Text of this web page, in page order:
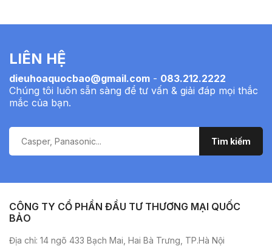
LIÊN HỆ
dieuhoaquocbao@gmail.com - 083.212.2222
Chúng tôi luôn sẵn sàng để tư vấn & giải đáp mọi thắc
mắc của bạn.
CÔNG TY CỔ PHẦN ĐẦU TƯ THƯƠNG MẠI QUỐC
BẢO
Địa chỉ: 14 ngõ 433 Bạch Mai, Hai Bà Trưng, TP.Hà Nội